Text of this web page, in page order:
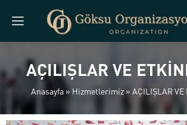
AÇILIŞLAR VE
Anasayfa» Hizmetlerimiz» AÇILIŞLAR